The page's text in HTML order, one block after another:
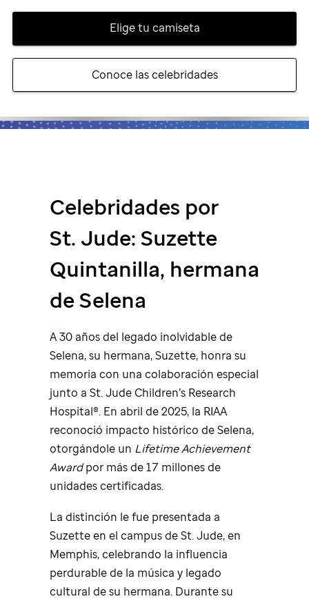
Elige tu camiseta
Conoce las celebridades
Celebridades por
St. Jude: Suzette
Quintanilla, hermana
de Selena
A 30 años del legado inolvidable de
Selena, su hermana, Suzette, honra su
memoria con una colaboración especial
junto a St. Jude Children’s Research
Hospital®. En abril de 2025, la RIAA
reconoció impacto histórico de Selena,
otorgándole un Lifetime Achievement
Awardpor más de 17 millones de
unidades certificadas.
La distinción le fue presentada a
Suzette en el campus deSt. Jude, en
Memphis, celebrando la influencia
perdurable de la música y legado
cultural de su hermana. Durante su